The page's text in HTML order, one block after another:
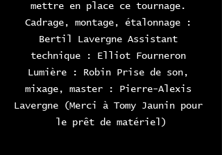
mettre en place ce tournage.
Cadrage, montage, étalonnage :
Bertil Lavergne Assistant
technique : Elliot Fourneron
Lumière : Robin Prise de son,
mixage, master : Pierre-Alexis
Lavergne (Merci à Tomy Jaunin pour
le prêt de matériel)